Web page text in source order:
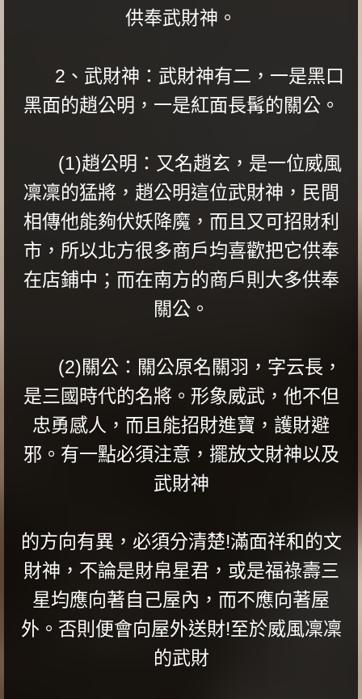
供奉武財神。
2、武財神：武財神有二，一是黑口
黑面的趙公明，一是紅面長髯的關公。
(1)趙公明：又名趙玄，是一位威風
凜凜的猛將，趙公明這位武財神，民間
相傳他能夠伏妖降魔，而且又可招財利
市，所以北方很多商戶均喜歡把它供奉
在店鋪中；而在南方的商戶則大多供奉
關公。
(2)關公：關公原名關羽，字云長，
是三國時代的名將。形象威武，他不但
忠勇感人，而且能招財進寶，護財避
邪。有一點必須注意，擺放文財神以及
武財神
的方向有異，必須分清楚!滿面祥和的文
財神，不論是財帛星君，或是福祿壽三
星均應向著自己屋內，而不應向著屋
外。否則便會向屋外送財!至於威風凜凜
的武財